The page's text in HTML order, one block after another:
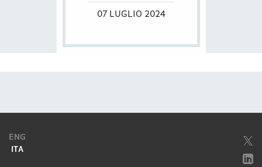
07 LUGLIO 2024
ENG
ITA